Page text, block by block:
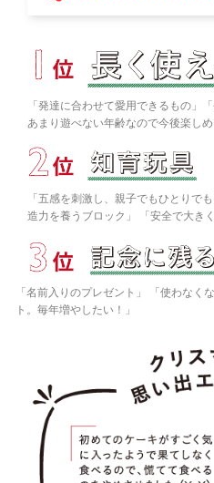
「発達に合わせて愛用できるもの」
あまり遊べない年齢なので今後楽しめ
「五感を刺激し、親子でもひとりで
造力を養うブロック」 「安全で大き
「名前入りのプレゼント」 「使わなく
ト。毎年増やしたい！」